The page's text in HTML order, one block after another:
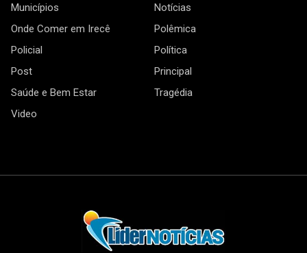
Municípios
Notícias
Onde Comer em Irecê
Polêmica
Policial
Política
Post
Principal
Saúde e Bem Estar
Tragédia
Video